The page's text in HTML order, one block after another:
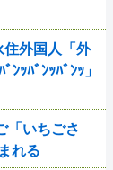
住外国人「外
ｯﾊﾞﾝｯﾊﾞﾝｯ」
「いちごさ
れる